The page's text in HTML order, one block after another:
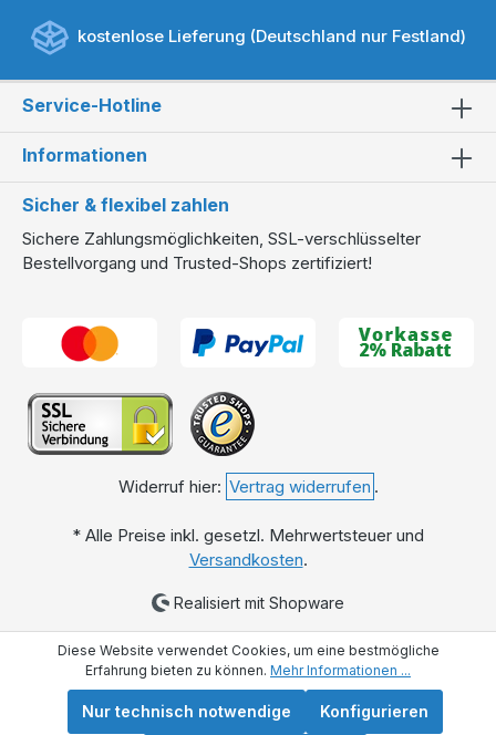
kostenlose Lieferung (Deutschland nur Festland)
Service-Hotline
Informationen
Sicher & flexibel zahlen
Sichere Zahlungsmöglichkeiten, SSL-verschlüsselter
Bestellvorgang und Trusted-Shops zertifiziert!
Widerruf hier: Vertrag widerrufen .
* Alle Preise inkl. gesetzl. Mehrwertsteuer und
Versandkosten.
Realisiert mit Shopware
Diese Website verwendet Cookies, um eine bestmögliche
Erfahrung bieten zu können. Mehr Informationen ...
Nur technisch notwendige Konfigurieren